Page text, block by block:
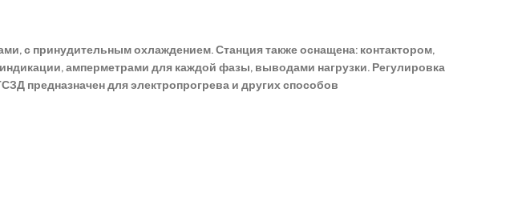
с принудительным охлаждением. Станция также оснащена: контактором,
амперметрами для каждой фазы, выводами нагрузки. Регулировка
предназначен для электропрогрева и других способов